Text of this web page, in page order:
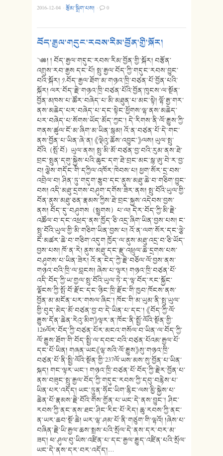
2016-12-04 ·རྩོམ་སྒྲིག་པས། · 0
བོད་རྒྱལ་གདུང་རབས་རིམ་བྱོན་གྱི་སྐོར།
༄༅། ། བོད་རྒྱལ་གདུང་རབས་རིམ་བྱོན་གྱི་སྐོར། བརྩོན་
འགྲུས་རབ་རྒྱས དང་པོ། སྤུ་རྒྱལ་བོད་ཀྱི་གདུང་རབས་བྱུང་
བའི་སྐོར། ༡.བོད་རྒྱལ་ཐོག་མ་གཉའ་ཁྲི་བཙན་པོ་བྱོན་པའི་
སྐོར། ལར་བོད་རྗེ་གཉའ་ཁྲི་བཙན་པོའི་བྱོན་ཁུངས་ལ་སྔོན་
བྱོན་མཁས་པ་ཚོར་བཞེད་པ་མི་མཐུན་པ་མང་སྟེ། ལྷོ་རྒྱ་གར་
ནས་མཆེད་པར་བཞེད་པ་དང་སྟེང་ཕྱོགས་ལྷ་ནས་མཆེད་
པར་བཞེད་པ་སོགས་ཡོད་མོད་ཀྱང་། དེ་རིགས་ནི་ལོ་རྒྱུས་ཀྱི་
གནས་ཚུལ་ངོ་མ་ཞིག་མ་ཡིན་སྙམ། འོ་ན་བཙན་པོ་དེ་གང་
ནས་བྱོན་པ་ཡིན་ཞེ་ན། 《ལྡེའུ་ཆོས་འབྱུང་》ལས། ཡུལ་སྤུ་
བོའི（སྤོ་བོ）ཡུལ་ནས། སྤུ་མི་མོ་བཙན་བྱ་བའི་རུམ་ནས་ཐེ་
བྲང་སྤུན་དགུ་སྐྱེས་པའི་ཆུང་དག་ཐེ་བྲང་མང་སྙ་ཨུ་བེ་ར་བྱ་
བ། ལྕེས་གདོང་གི་དཀྱིལ་འཁོར་ཁེབས་པ། ཕྱག་སོར་དྲ་བས་
འབྲེལ་བ། ཤིན་ཏུ་གདུག་རྩུབ་དང་ནུས་མཐུ་ཆེ་བ་གཅིག་བྱུང་
བས། འདི་མཐུ་དྲགས་བཤུག་དགོས་ཟེར་ནས། སྤུ་བོའི་ཡུལ་གྱི་
བོན་ནུས་མཐུ་ཅན་རྣམས་ཀྱིས་ཐེ་བྲང་སྐྱས་འདེབས་བྱས་
ནས། བོད་དུ་བཤུགས（སྤྱུགས）པ་ལ། དེར་བོད་ཀྱི་མི་རྗེ་
འཚོལ་བ་དང་འཕྲད་ནས་ཁྱོད་ཅི་འདྲ་ཞིག་ཡིན་བྱས་པས། ང་
སྤུ་བོའི་ཡུལ་གྱི་མི་གཅིག་ཡིན་བྱས་པ། འོ་ན་ལག་སོར་དང་ལྕེ་
ངོ་མཚར་ཆེ་བ་གཅིག་འདུག ཁྱོད་ལ་ནུས་མཐུ་འདྲ་བ་ཅི་ཡོད་
བྱས་པས། ཁོ་ན་རེ། ནུས་མཐུ་དང་རྫུ་འཕྲུལ་ཆེ་དྲགས་པས་
བཤུགས་པ་ཡིན་ཟེར། འོ་ན་ངེད་ཀྱེ་རྗེ་བཅོལ་ལོ་བྱས་ནས་
གཉའ་བའི་ཁྲི་ལ་བླངས། ཞེས་པ་ལྟར། གཉའ་ཁྲི་བཙན་པོ་
འདི་བོད་ཀྱི་ཡ་གྱལ་སྤུ་བོའི་ཡུལ་ཏེ་ད་ལྟ་བོད་རང་སྐྱོང་
ལྗོངས་ཀྱི་སྤོ་བོ་རྫོང་དང་ཉིང་ཁྲི་རྫོང་གི་ཁྱབ་ཁོངས་ནས་
བྱོན་མ་མངོན་པར་གསལ་ཞིང་། ཁོང་གི་མ་ཡུམ་ནི་སྤུ་ཡུལ་
གྱི་བུད་མེད་མོ་བཙན་བྱ་བ་དེ་ཡིན་པ་དང་། 《བོད་ཀྱི་ལོ་
རྒྱུས་དོན་ཆེན་རེའུ་མིག》ལྟར་ན་ཁོང་ནི་སྤྱོ་ལོའི་སྔོན་གྱི་
126ལོར་བོད་ཀྱི་བཙན་པོར་མངའ་གསོལ་བ་ཡིན་ལ་བོད་ཀྱི་
ལོ་རྒྱུས་ཐོག་གི་བོད་སྤྱི་ལ་དབང་བའི་བཙན་པོའམ་རྒྱལ་པོ་
དང་པོ་ཡིན། གཞན་ཡང《ལྷ་སའི་ལོ་རྒྱུས》སུ་གཉའ་ཁྲི་
བཙན་པོ་ནི་སྤྱི་ལོའི་སྔོན་གྱི་237ལོ་ཡས་མས་སུ་བྱོན་པ་ཡིན་
སྐད། གང་ལྟར་ཡང་། གཉའ་ཁྲི་བཙན་པོ་བོད་ཀྱི་རྗེར་བྱོན་པ་
ནས་བཟུང་སྤུ་རྒྱལ་བོད་ཀྱི་གདུང་རབས་ཀྱི་དབུ་བརྙེས་པ་
ཡིན་པར་འདོད། ཡང་ཏུན་ཧོང་ཡིག་རྙིང་ལས་མྱི་སྐྱེས་པ་
ཆེན་པོ་རྣམས་རྗེ་བོའི་གོས་གྱོན་པ་ཡང་དེ་ནས་བྱུང་། ཤིང་
རབས་ཀྱི་ནང་ནས་ཐང་ཤིང་རིང་པོ་རེད། ཆུ་རབས་ཀྱི་ནང་
ན་ཡར་ཆབ་སྔོ་ཆེ། ཡར་ལྷ་ཤམ་པོ་ནི་གཙུག་གི་ལྷའོ། །ཞེས་པ་
བཞིན་རྗེ་ཡི་རྒྱལ་ཆས་སྤྲས་པའི་སྲོལ་དེ་ནས་དར་བར་མ་
ཟད། ཕ་ཤུལ་བུ་ཡིས་འཛིན་པ་དང་རྒྱལ་རྒྱུད་འཛིན་པའི་སྲོལ་
ཡང་དེ་ནས་དར་བར་འདོད།…